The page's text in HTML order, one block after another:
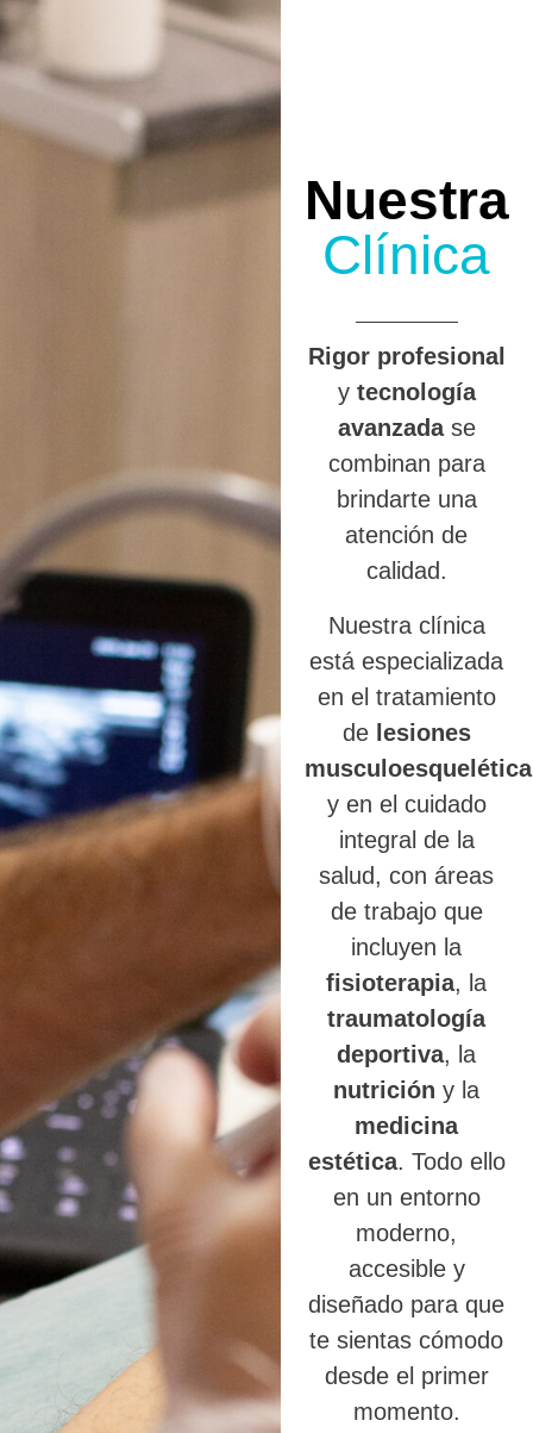
Nuestra
Clínica
Rigor profesional
y tecnología
avanzadase
combinan para
brindarte una
atención de
calidad.
Nuestra clínica
está especializada
en el tratamiento
de lesiones
y en el cuidado
integral de la
salud, con áreas
de trabajo que
incluyen la
fisioterapia, la
traumatología
deportiva, la
nutrición y la
medicina
estética. Todo ello
en un entorno
moderno,
accesible y
diseñado para que
te sientas cómodo
desde el primer
momento.